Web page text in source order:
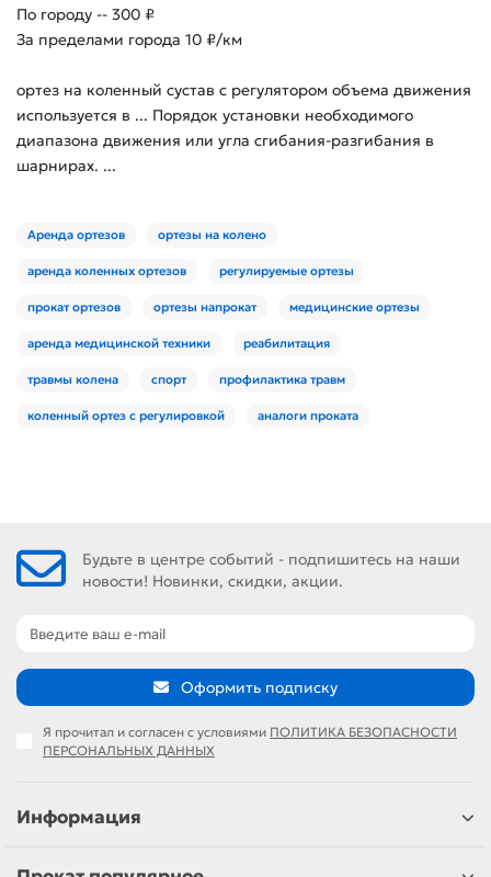
По городу -- 300 ₽
За пределами города 10 ₽/км
ортез на коленный сустав с регулятором объема движения
используется в ... Порядок установки необходимого
диапазона движения или угла сгибания-разгибания в
шарнирах. ...
Аренда ортезов ортезы на колено
аренда коленных ортезов регулируемые ортезы
прокат ортезов ортезы напрокат медицинские ортезы
аренда медицинской техники реабилитация
травмы колена спорт профилактика травм
коленный ортез с регулировкой аналоги проката
Будьте в центре событий - подпишитесь на наши
новости! Новинки, скидки, акции.
Оформить подписку
Я прочитал и согласен с условиями ПОЛИТИКА БЕЗОПАСНОСТИ
ПЕРСОНАЛЬНЫХ ДАННЫХ
Информация